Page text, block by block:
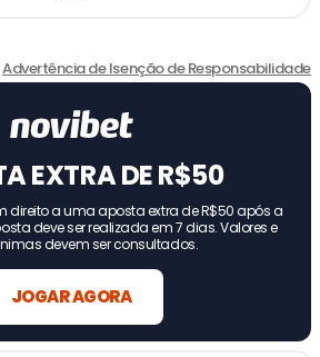
Advertência de Isenção de Responsabilidade
EXTRA DE R$50
direito a uma aposta extra de R$50 após a
deve ser realizada em 7 dias. Valores e
devem ser consultados.
JOGAR AGORA